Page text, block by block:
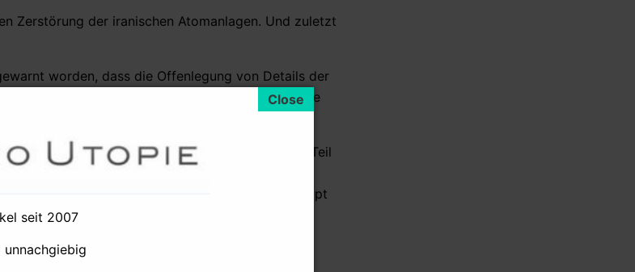
Zerstörung der iranischen Atomanlagen. Und zuletzt
worden, dass die Offenlegung von Details der
republikanischen Gastgebern gewarnt worden, die
Verhandlungen. Es war der einzige langweilige Teil
wurde schlafend gezeigt. Die einzige wirklich
Republikaner und Netanjahus, wurde überhaupt
seit 2007